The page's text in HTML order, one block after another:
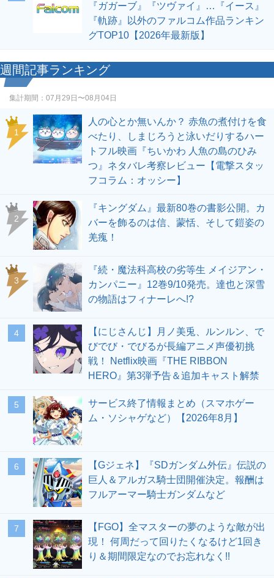
『ガガーブ』『ツヴァイ』…『イース』
『軌跡』以外のファルコム作品ランキン
グTOP10【2026年最新版】
週間記事ランキング
集計期間： 07月29日〜08月04日
1
人の心とか無いんか？ 赤魚の煮付けを食
べたり、しまじろうと泳いだりするハー
トフル映画『ちいかわ 人魚の島のひみ
つ』ネタバレ考察レビュー【電撃スタッ
フコラム：オッシー】
2
『キングダム』最新80巻の書影公開。カ
バーを飾るのは信、蒙恬、そして鎧姿の
羌瘣！
3
『続・魔法科高校の劣等生 メイジアン・
カンパニー』12巻9/10発売。達也と深雪
の物語はフィナーレへ!?
4
【にじさんじ】月ノ美兎、ルンルン、で
びでび・でびるが長編アニメ声優初挑
戦！ Netflix映画『THE RIBBON
HERO』第3弾予告＆追加キャスト解禁
5
サービス終了情報まとめ（スマホゲー
ム・ソシャゲなど）【2026年8月】
6
【Gジェネ】『SDガンダム外伝』伝説の
巨人＆アルガス騎士団開催決定。報酬は
フルアーマー騎士ガンダムなど
7
【FGO】全マスターの夢のような敵が出
現！ 何周だって回りたくなるけど1回き
り＆期間限定なのでお忘れなく!!